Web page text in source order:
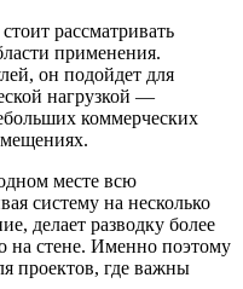
рассматривать
применения.
он подойдет для
нагрузкой —
коммерческих
месте всю
систему на несколько
делает разводку более
на стене. Именно поэтому
проектов, где важны